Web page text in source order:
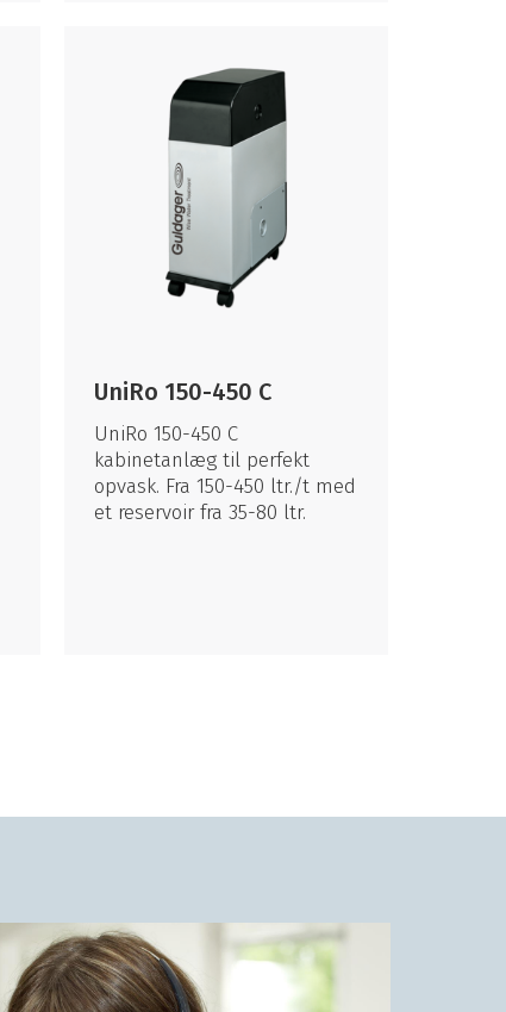
UniRo 150-450 C
UniRo 150-450 C
kabinetanlæg til perfekt
opvask. Fra 150-450 ltr./t med
et reservoir fra 35-80 ltr.